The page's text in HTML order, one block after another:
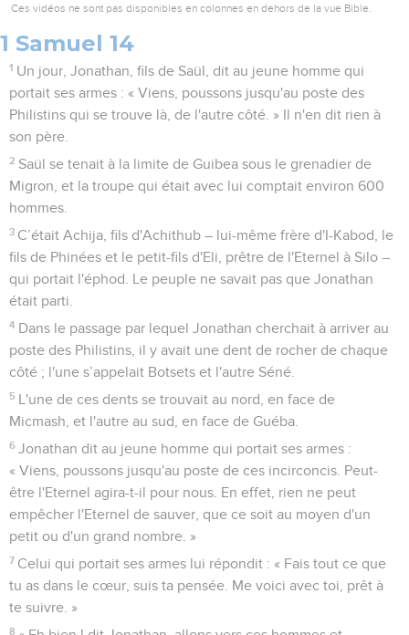
Ces vidéos ne sont pas disponibles en colonnes en dehors de la vue Bible.
1 Samuel 14
1 Un jour, Jonathan, fils de Saül, dit au jeune homme qui
portait ses armes : « Viens, poussons jusqu'au poste des
Philistins qui se trouve là, de l'autre côté. » Il n'en dit rien à
son père.
2 Saül se tenait à la limite de Guibea sous le grenadier de
Migron, et la troupe qui était avec lui comptait environ 600
hommes.
3 C’était Achija, fils d'Achithub – lui-même frère d'I-Kabod, le
fils de Phinées et le petit-fils d'Eli, prêtre de l'Eternel à Silo –
qui portait l'éphod. Le peuple ne savait pas que Jonathan
était parti.
4 Dans le passage par lequel Jonathan cherchait à arriver au
poste des Philistins, il y avait une dent de rocher de chaque
côté ; l'une s’appelait Botsets et l'autre Séné.
5 L'une de ces dents se trouvait au nord, en face de
Micmash, et l'autre au sud, en face de Guéba.
6 Jonathan dit au jeune homme qui portait ses armes :
« Viens, poussons jusqu'au poste de ces incirconcis. Peut-
être l'Eternel agira-t-il pour nous. En effet, rien ne peut
empêcher l'Eternel de sauver, que ce soit au moyen d'un
petit ou d'un grand nombre. »
7 Celui qui portait ses armes lui répondit : « Fais tout ce que
tu as dans le cœur, suis ta pensée. Me voici avec toi, prêt à
te suivre. »
8